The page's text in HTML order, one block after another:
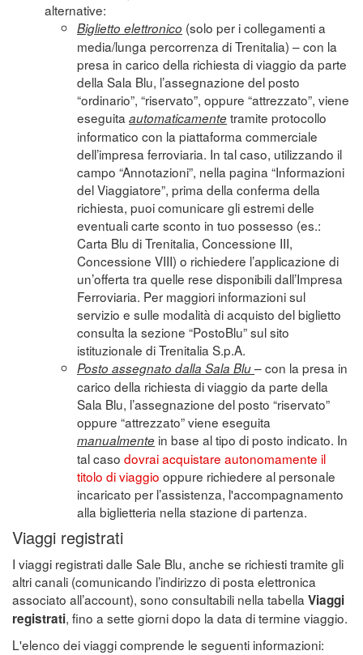
alternative:
Biglietto elettronico (solo per i collegamenti a
media/lunga percorrenza di Trenitalia) – con la
presa in carico della richiesta di viaggio da parte
della Sala Blu, l’assegnazione del posto
“ordinario”, “riservato”, oppure “attrezzato”, viene
eseguita automaticamentetramite protocollo
informatico con la piattaforma commerciale
dell’impresa ferroviaria. In tal caso, utilizzando il
campo “Annotazioni”, nella pagina “Informazioni
del Viaggiatore”, prima della conferma della
richiesta, puoi comunicare gli estremi delle
eventuali carte sconto in tuo possesso (es.:
Carta Blu di Trenitalia, Concessione III,
Concessione VIII) o richiedere l’applicazione di
un’offerta tra quelle rese disponibili dall’Impresa
Ferroviaria. Per maggiori informazioni sul
servizio e sulle modalità di acquisto del biglietto
consulta la sezione “PostoBlu” sul sito
istituzionale di Trenitalia S.p.A.
Posto assegnato dalla Sala Blu– con la presa in
carico della richiesta di viaggio da parte della
Sala Blu, l’assegnazione del posto “riservato”
oppure “attrezzato” viene eseguita
manualmente in base al tipo di posto indicato. In
tal caso dovrai acquistare autonomamente il
titolo di viaggio oppure richiedere al personale
incaricato per l’assistenza, l'accompagnamento
alla biglietteria nella stazione di partenza.
Viaggi registrati
I viaggi registrati dalle Sale Blu, anche se richiesti tramite gli
altri canali (comunicando l’indirizzo di posta elettronica
associato all’account), sono consultabili nella tabella Viaggi
registrati, fino a sette giorni dopo la data di termine viaggio.
L'elenco dei viaggi comprende le seguenti informazioni: